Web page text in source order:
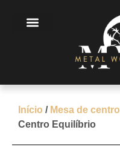
Início / Mesa de centro
Centro Equilíbrio